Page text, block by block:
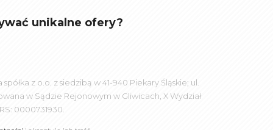
unikalne ofery?
z o.o. z siedzibą w 41-940 Piekary Śląskie; ul.
w Sądzie Rejonowym w Gliwicach, X Wydział
0000731930.